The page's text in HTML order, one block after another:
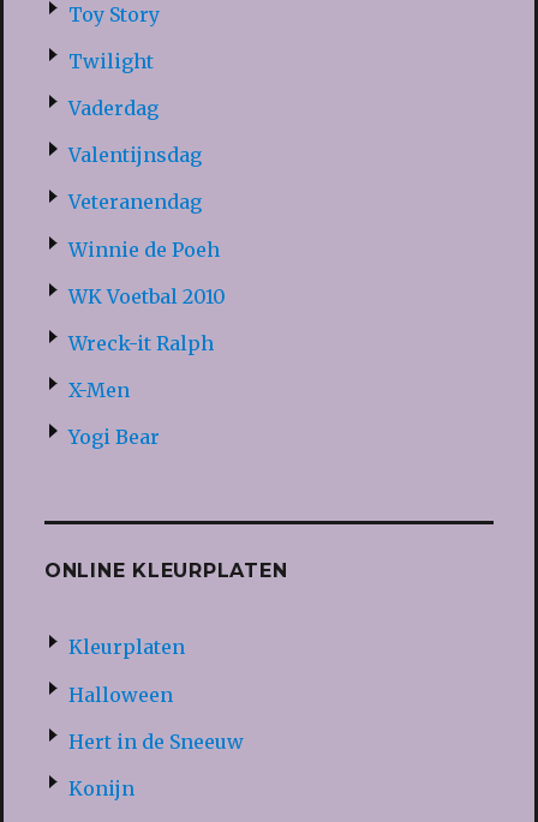
Toy Story
Twilight
Vaderdag
Valentijnsdag
Veteranendag
Winnie de Poeh
WK Voetbal 2010
Wreck-it Ralph
X-Men
Yogi Bear
ONLINE KLEURPLATEN
Kleurplaten
Halloween
Hert in de Sneeuw
Konijn